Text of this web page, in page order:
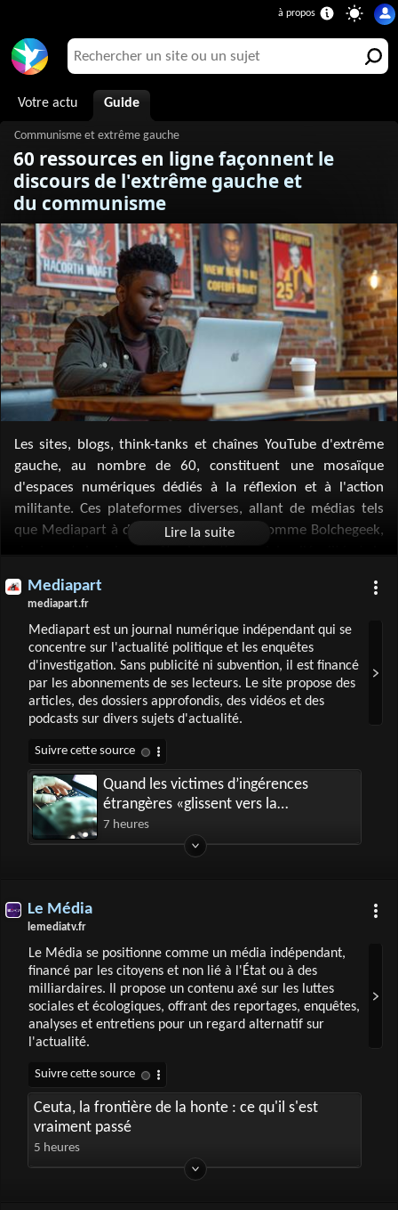
Votre actu Guide
60 ressources en ligne façonnent le
discours de l'extrême gauche et
du communisme
Les sites, blogs, think-tanks et chaînes YouTube d'extrême
gauche, au nombre de 60, constituent une mosaïque
d'espaces numériques dédiés à la réflexion et à l'action
militante. Ces plateformes diverses, allant de médias tels
que Mediapart à des chaînes engagées comme Bolchegeek,
contemporains, des perspectives anticapitalistes et des
Ensemble, elles forment un contrepoint vivant à la pensée
dominante, en nourrissant le débat public avec des idées
progressistes et en stimulant la mobilisation pour un avenir
plus équitable.
Mediapart
mediapart.fr
Mediapart est un journal numérique indépendant qui se
concentre sur l'actualité politique et les enquêtes
d'investigation. Sans publicité ni subvention, il est financé
par les abonnements de ses lecteurs. Le site propose des
articles, des dossiers approfondis, des vidéos et des
podcasts sur divers sujets d'actualité.
Quand les victimes d’ingérences
étrangères «glissent vers la
communication politique»
7 heures
Le Média
lemediatv.fr
Le Média se positionne comme un média indépendant,
financé par les citoyens et non lié à l'État ou à des
milliardaires. Il propose un contenu axé sur les luttes
sociales et écologiques, offrant des reportages, enquêtes,
analyses et entretiens pour un regard alternatif sur
l'actualité.
Ceuta, la frontière de la honte : ce qu'il s'est
vraiment passé
5 heures